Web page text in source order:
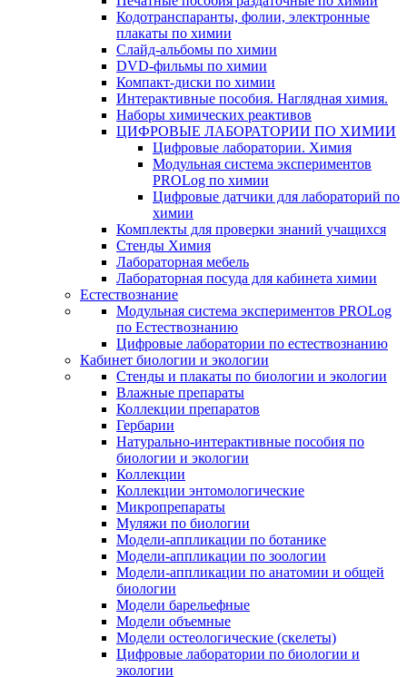
Кодотранспаранты, фолии, электронные
плакаты по химии
Слайд-альбомы по химии
DVD-фильмы по химии
Компакт-диски по химии
Интерактивные пособия. Наглядная химия.
Наборы химических реактивов
ЦИФРОВЫЕ ЛАБОРАТОРИИ ПО ХИМИИ
Цифровые лаборатории. Химия
Модульная система экспериментов
PROLog по химии
Цифровые датчики для лабораторий по
химии
Комплекты для проверки знаний учащихся
Стенды Химия
Лабораторная мебель
Лабораторная посуда для кабинета химии
Естествознание
Модульная система экспериментов PROLog
по Естествознанию
Цифровые лаборатории по естествознанию
Кабинет биологии и экологии
Стенды и плакаты по биологии и экологии
Влажные препараты
Коллекции препаратов
Гербарии
Натурально-интерактивные пособия по
биологии и экологии
Коллекции
Коллекции энтомологические
Микропрепараты
Муляжи по биологии
Модели-аппликации по ботанике
Модели-аппликации по зоологии
Модели-аппликации по анатомии и общей
биологии
Модели барельефные
Модели объемные
Модели остеологические (скелеты)
Цифровые лаборатории по биологии и
экологии